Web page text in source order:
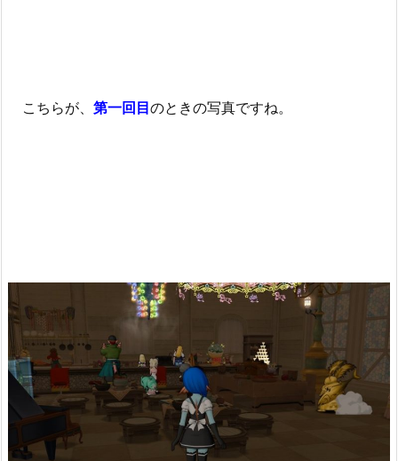
こちらが、 第一回目のときの写真ですね。